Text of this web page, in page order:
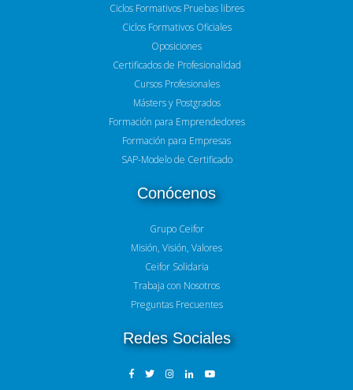
Ciclos Formativos Pruebas libres
Ciclos Formativos Oficiales
Oposiciones
Certificados de Profesionalidad
Cursos Profesionales
Másters y Postgrados
Formación para Emprendedores
Formación para Empresas
SAP-Modelo de Certificado
Conócenos
Grupo Ceifor
Misión, Visión, Valores
Ceifor Solidaria
Trabaja con Nosotros
Preguntas Frecuentes
Redes Sociales